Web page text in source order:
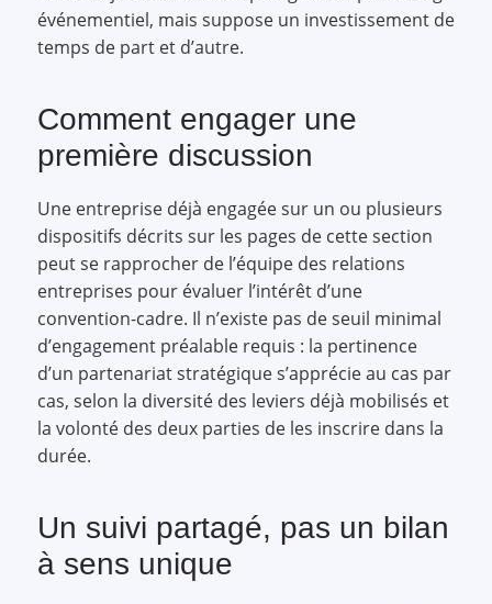
événementiel, mais suppose un investissement de
temps de part et d’autre.
Comment engager une
première discussion
Une entreprise déjà engagée sur un ou plusieurs
dispositifs décrits sur les pages de cette section
peut se rapprocher de l’équipe des relations
entreprises pour évaluer l’intérêt d’une
convention-cadre. Il n’existe pas de seuil minimal
d’engagement préalable requis : la pertinence
d’un partenariat stratégique s’apprécie au cas par
cas, selon la diversité des leviers déjà mobilisés et
la volonté des deux parties de les inscrire dans la
durée.
Un suivi partagé, pas un bilan
à sens unique